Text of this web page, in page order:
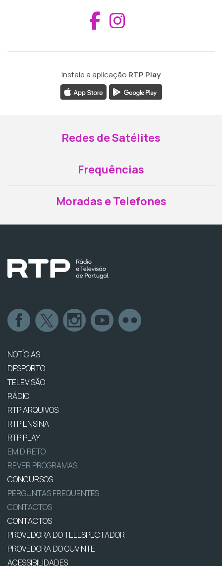
Aceder ao
Instale a aplicação RTP Play
Redes de Satélites
Frequências
Moradas e Telefones
NOTÍCIAS
DESPORTO
TELEVISÃO
RÁDIO
RTP ARQUIVOS
RTP ENSINA
RTP PLAY
EM DIRETO
REVER PROGRAMAS
CONCURSOS
PERGUNTAS FREQUENTES
CONTACTOS
CONTACTOS
PROVEDORA DO TELESPECTADOR
PROVEDORA DO OUVINTE
ACESSIBILIDADES